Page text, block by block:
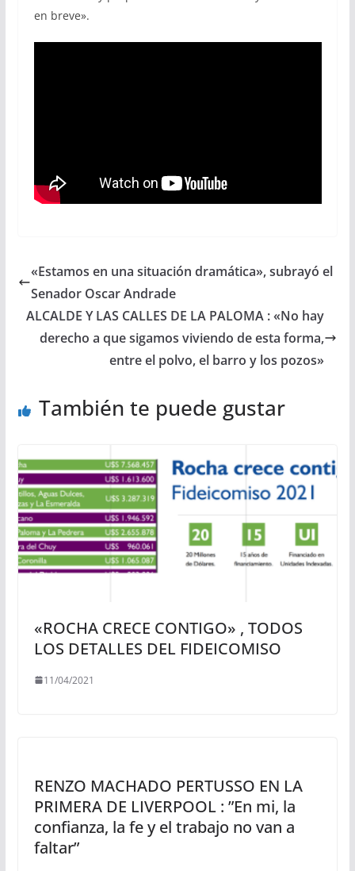
en breve».
«Estamos en una situación dramática», subrayó el
Senador Oscar Andrade
ALCALDE Y LAS CALLES DE LA PALOMA : «No hay
derecho a que sigamos viviendo de esta forma,
entre el polvo, el barro y los pozos»
También te puede gustar
«ROCHA CRECE CONTIGO» , TODOS
LOS DETALLES DEL FIDEICOMISO
11/04/2021
RENZO MACHADO PERTUSSO EN LA
PRIMERA DE LIVERPOOL : ”En mi, la
confianza, la fe y el trabajo no van a
faltar”